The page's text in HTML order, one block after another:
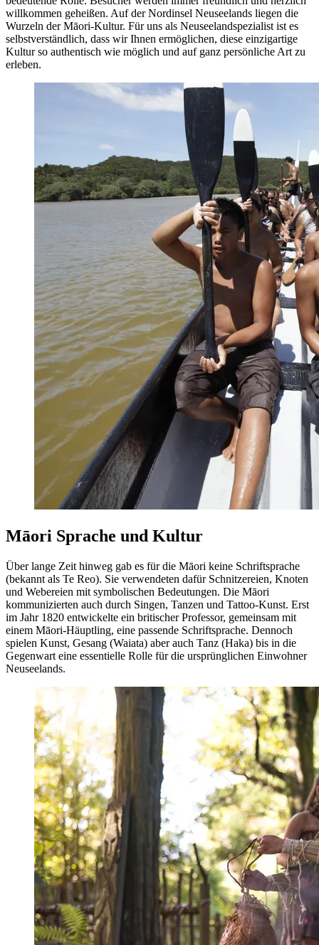
willkommen geheißen. Auf der Nordinsel Neuseelands liegen die
Wurzeln der Māori-Kultur. Für uns als Neuseelandspezialist ist es
selbstverständlich, dass wir Ihnen ermöglichen, diese einzigartige
Kultur so authentisch wie möglich und auf ganz persönliche Art zu
erleben.
Māori Sprache und Kultur
Über lange Zeit hinweg gab es für die Māori keine Schriftsprache
(bekannt als Te Reo). Sie verwendeten dafür Schnitzereien, Knoten
und Webereien mit symbolischen Bedeutungen. Die Māori
kommunizierten auch durch Singen, Tanzen und Tattoo-Kunst. Erst
im Jahr 1820 entwickelte ein britischer Professor, gemeinsam mit
einem Māori-Häuptling, eine passende Schriftsprache. Dennoch
spielen Kunst, Gesang (Waiata) aber auch Tanz (Haka) bis in die
Gegenwart eine essentielle Rolle für die ursprünglichen Einwohner
Neuseelands.